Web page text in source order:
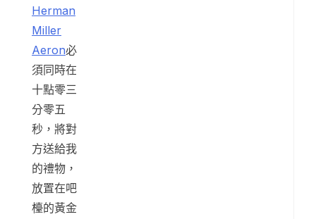
Herman
Miller
Aeron必
須同時在
十點零三
分零五
秒，將對
方送給我
的禮物，
放置在吧
檯的黃金